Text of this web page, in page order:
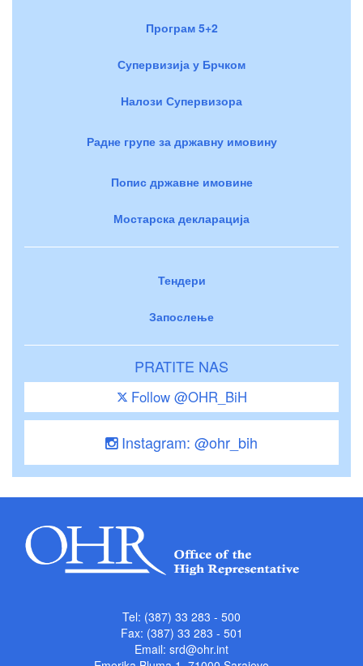
Програм 5+2
Супервизија у Брчком
Налози Супервизора
Радне групе за државну имовину
Попис државне имовине
Мостарска декларација
Тендери
Запослење
PRATITE NAS
Follow @OHR_BiH
Instagram: @ohr_bih
Tel: (387) 33 283 - 500
Fax: (387) 33 283 - 501
Email: srd@ohr.int